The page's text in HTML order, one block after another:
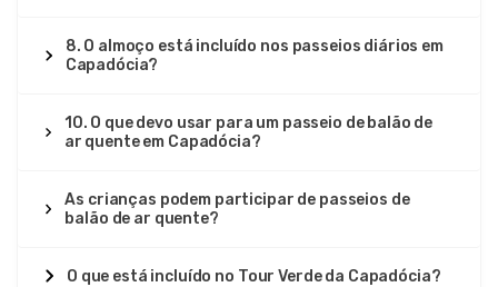
8. O almoço está incluído nos passeios diários em
Capadócia?
10. O que devo usar para um passeio de balão de
ar quente em Capadócia?
As crianças podem participar de passeios de
balão de ar quente?
O que está incluído no Tour Verde da Capadócia?